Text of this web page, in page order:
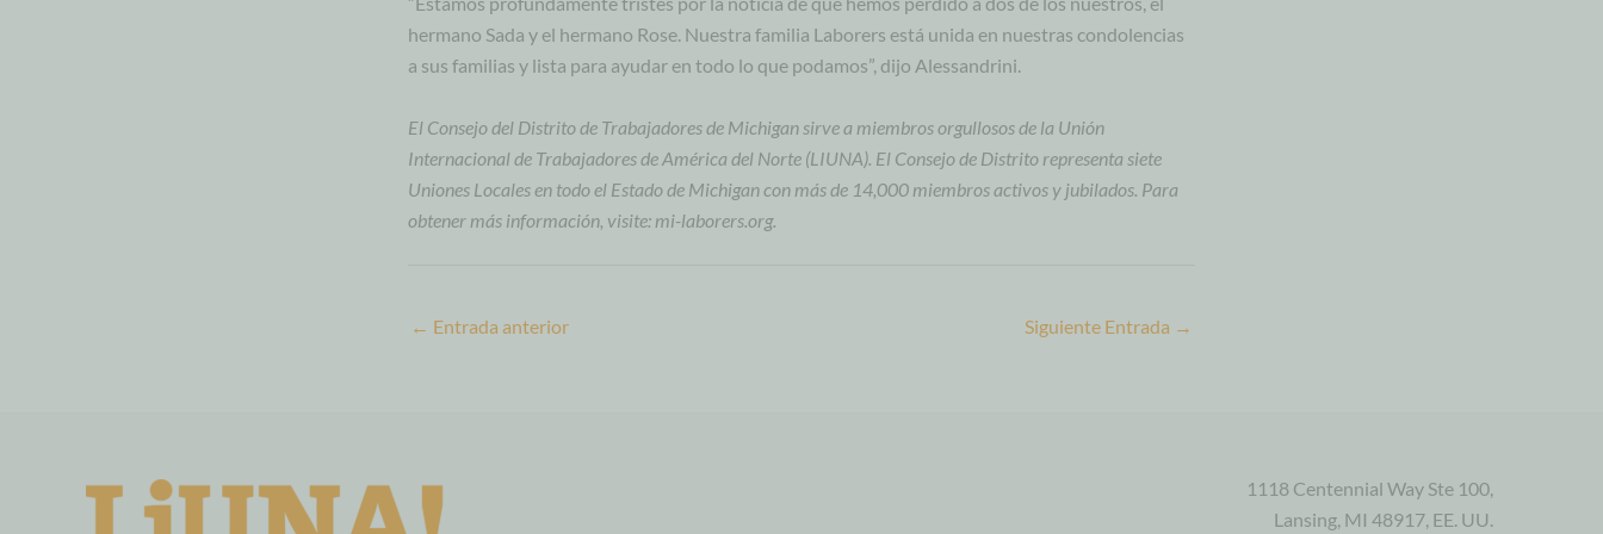
hermano Sada y el hermano Rose. Nuestra familia Laborers está unida en nuestras condolencias
a sus familias y lista para ayudar en todo lo que podamos”, dijo Alessandrini.
El Consejo del Distrito de Trabajadores de Michigan sirve a miembros orgullosos de la Unión
Internacional de Trabajadores de América del Norte (LIUNA). El Consejo de Distrito representa siete
Uniones Locales en todo el Estado de Michigan con más de 14,000 miembros activos y jubilados. Para
obtener más información, visite: mi-laborers.org.
← Entrada anterior Siguiente Entrada →
1118 Centennial Way Ste 100,
Lansing, MI 48917, EE. UU.